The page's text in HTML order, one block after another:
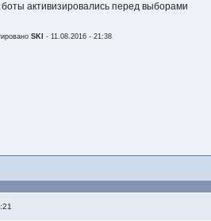
боты активизировались перед выборами
SKI - 11.08.2016 - 21:38